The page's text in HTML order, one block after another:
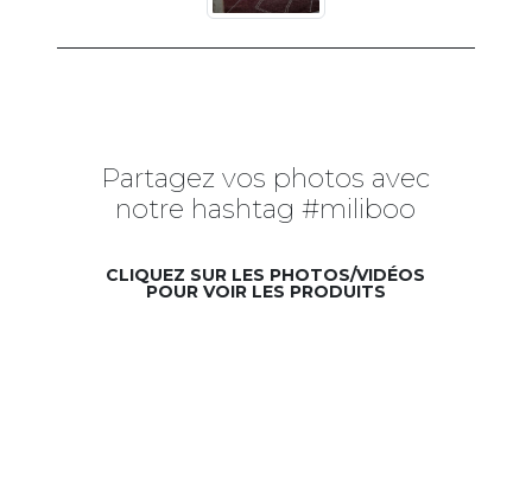
Partagez vos photos avec
notre hashtag #miliboo
CLIQUEZ SUR LES PHOTOS/VIDÉOS
POUR VOIR LES PRODUITS